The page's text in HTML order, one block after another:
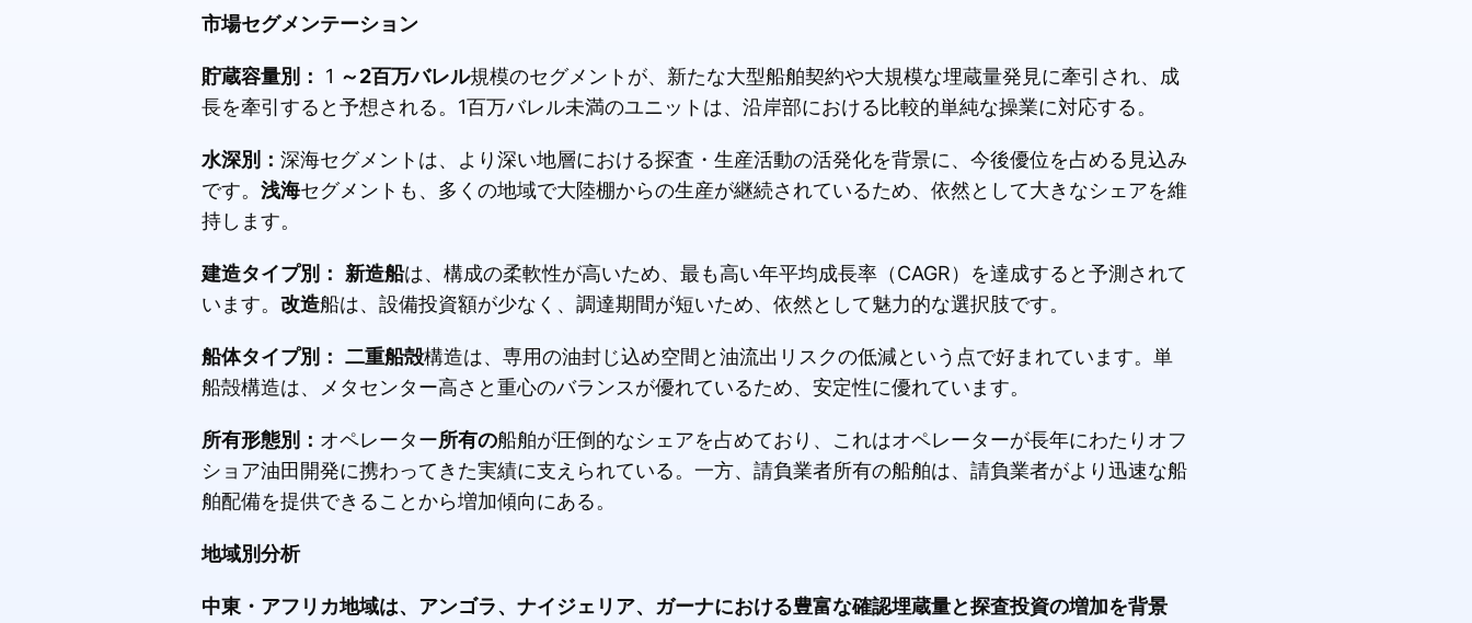
市場セグメンテーション
貯蔵容量別： 1 ～2百万バレル規模のセグメントが、新たな大型船舶契約や大規模な埋蔵量発見に牽引され、成
長を牽引すると予想される。1百万バレル未満のユニットは、沿岸部における比較的単純な操業に対応する。
水深別： 深海セグメントは、より深い地層における探査・生産活動の活発化を背景に、今後優位を占める見込み
です。 浅海セグメントも、多くの地域で大陸棚からの生産が継続されているため、依然として大きなシェアを維
持します。
建造タイプ別： 新造船は、構成の柔軟性が高いため、最も高い年平均成長率（CAGR）を達成すると予測されて
います。 改造船は、設備投資額が少なく、調達期間が短いため、依然として魅力的な選択肢です。
船体タイプ別： 二重船殻構造は、専用の油封じ込め空間と油流出リスクの低減という点で好まれています。単
船殻構造は、メタセンター高さと重心のバランスが優れているため、安定性に優れています。
所有形態別： オペレーター所有の船舶が圧倒的なシェアを占めており、これはオペレーターが長年にわたりオフ
ショア油田開発に携わってきた実績に支えられている。一方、請負業者所有の船舶は、請負業者がより迅速な船
舶配備を提供できることから増加傾向にある。
地域別分析
中東・アフリカ地域は、アンゴラ、ナイジェリア、ガーナにおける豊富な確認埋蔵量と探査投資の増加を背景